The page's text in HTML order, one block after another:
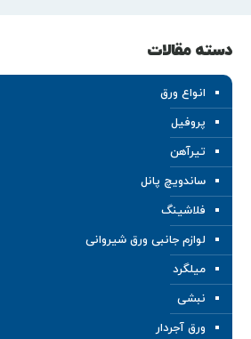
دسته مقالات
انواع ورق
پروفیل
تیرآهن
ساندویچ پانل
فلاشینگ
لوازم جانبی ورق شیروانی
میلگرد
نبشی
ورق آجردار